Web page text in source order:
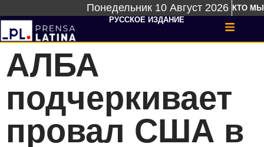
Понедельник 10 Август 2026 КТО МЫ
РУССКОЕ ИЗДАНИЕ
АЛБА
подчеркивает
провал США в